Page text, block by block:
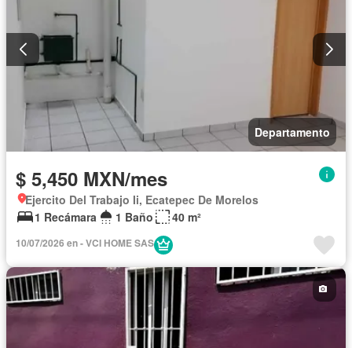
Departamento
$ 5,450 MXN/mes
Ejercito Del Trabajo Ii, Ecatepec De Morelos
1 Recámara
1 Baño 40 m²
10/07/2026 en - VCI HOME SAS